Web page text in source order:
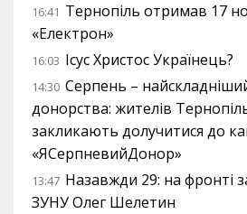
16:41 Тернопіль отримав 17
«Електрон»
16:03 Ісус Христос Українець?
14:30 Серпень –
донорства: жителів
закликають долучитися до
«ЯСерпневийДонор»
13:47 Назавжди 29: на фронті
ЗУНУ Олег Шелетин